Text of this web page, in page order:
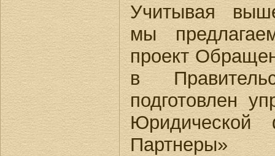
Учитывая
мы
проект
в
подготовлен